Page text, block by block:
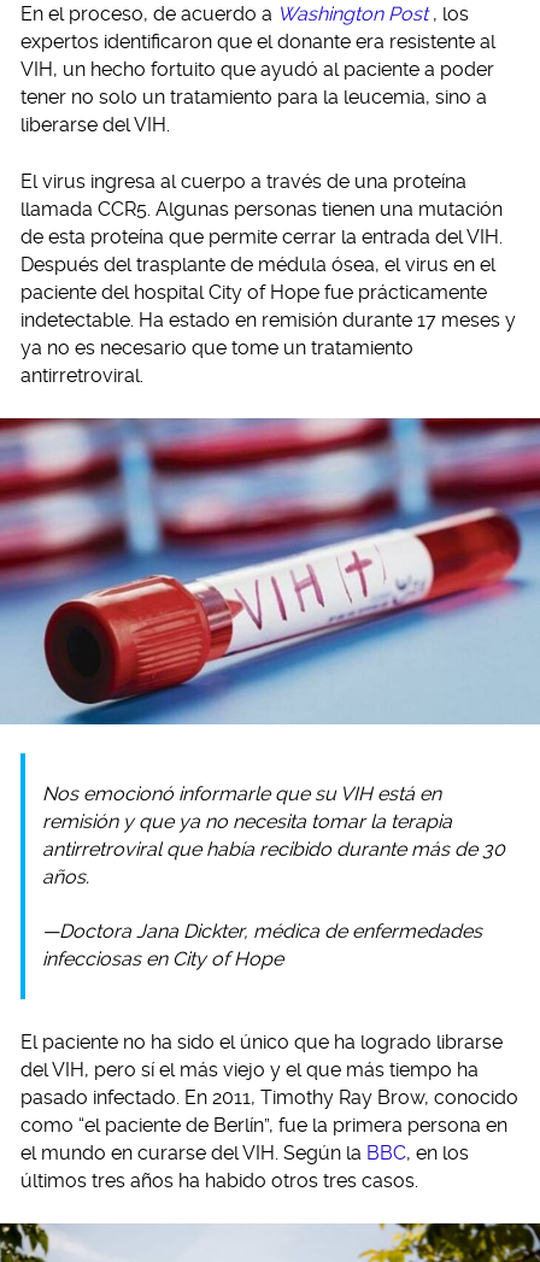
En el proceso, de acuerdo a Washington Post , los
expertos identificaron que el donante era resistente al
VIH, un hecho fortuito que ayudó al paciente a poder
tener no solo un tratamiento para la leucemia, sino a
liberarse del VIH.
El virus ingresa al cuerpo a través de una proteína
llamada CCR5. Algunas personas tienen una mutación
de esta proteína que permite cerrar la entrada del VIH.
Después del trasplante de médula ósea, el virus en el
paciente del hospital City of Hope fue prácticamente
indetectable. Ha estado en remisión durante 17 meses y
ya no es necesario que tome un tratamiento
antirretroviral.
Nos emocionó informarle que su VIH está en
remisión y que ya no necesita tomar la terapia
antirretroviral que había recibido durante más de 30
años.
—Doctora Jana Dickter, médica de enfermedades
infecciosas en City of Hope
El paciente no ha sido el único que ha logrado librarse
del VIH, pero sí el más viejo y el que más tiempo ha
pasado infectado. En 2011, Timothy Ray Brow, conocido
como “el paciente de Berlín”, fue la primera persona en
el mundo en curarse del VIH. Según la BBC, en los
últimos tres años ha habido otros tres casos.